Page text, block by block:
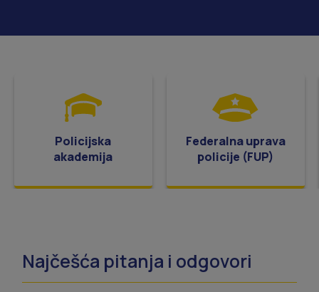
Policijska
akademija
Federalna uprava
policije (FUP)
Najčešća pitanja i odgovori